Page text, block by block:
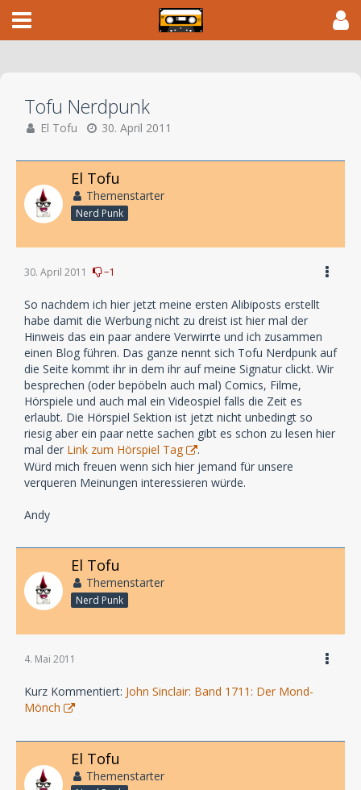
Tofu Nerdpunk
El Tofu 30. April 2011
El Tofu
Themenstarter
Nerd Punk
30. April 2011 −1
So nachdem ich hier jetzt meine ersten Alibiposts erstellt
habe damit die Werbung nicht zu dreist ist hier mal der
Hinweis das ein paar andere Verwirrte und ich zusammen
einen Blog führen. Das ganze nennt sich Tofu Nerdpunk auf
die Seite kommt ihr in dem ihr auf meine Signatur clickt. Wir
besprechen (oder bepöbeln auch mal) Comics, Filme,
Hörspiele und auch mal ein Videospiel falls die Zeit es
erlaubt. Die Hörspiel Sektion ist jetzt nicht unbedingt so
riesig aber ein paar nette sachen gibt es schon zu lesen hier
mal der Link zum Hörspiel Tag
.
Würd mich freuen wenn sich hier jemand für unsere
verqueren Meinungen interessieren würde.
Andy
El Tofu
Themenstarter
Nerd Punk
4. Mai 2011
Kurz Kommentiert: John Sinclair: Band 1711: Der Mond-
Mönch
El Tofu
Themenstarter